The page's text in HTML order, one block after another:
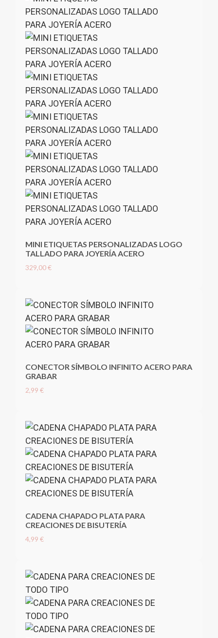
MINI ETIQUETAS PERSONALIZADAS LOGO
TALLADO PARA JOYERÍA ACERO
329,00 €
CONECTOR SÍMBOLO INFINITO ACERO PARA
GRABAR
2,99 €
CADENA CHAPADO PLATA PARA
CREACIONES DE BISUTERÍA
4,99 €